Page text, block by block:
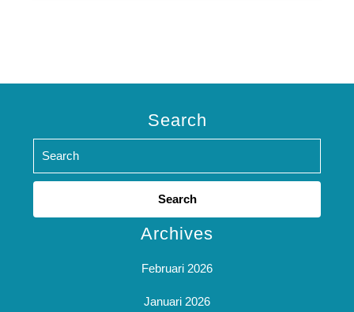
Search
Search
Archives
Februari 2026
Januari 2026